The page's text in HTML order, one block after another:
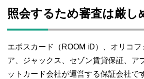
照会するため審査は厳し
エポスカード（ROOM iD）、オリコフ
ア、ジャックス、セゾン賃貸保証、ア
ットカード会社が運営する保証会社で